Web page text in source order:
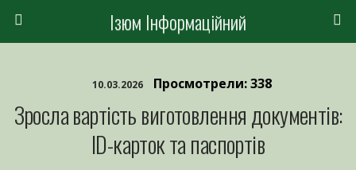
Ізюм Інформаційний
10.03.2026 Просмотрели: 338
Зросла вартість виготовлення документів:
ID-карток та паспортів